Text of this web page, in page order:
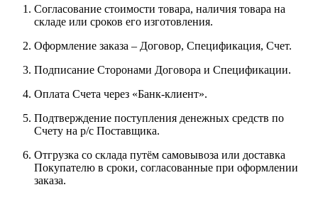
Согласование стоимости товара, наличия товара на
складе или сроков его изготовления.
Оформление заказа – Договор, Спецификация, Счет.
Подписание Сторонами Договора и Спецификации.
Оплата Счета через «Банк-клиент».
Подтверждение поступления денежных средств по
Счету на р/с Поставщика.
Отгрузка со склада путём самовывоза или доставка
Покупателю в сроки, согласованные при оформлении
заказа.